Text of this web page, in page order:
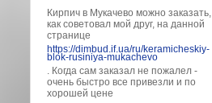
Кирпич в Мукачево можно заказать,
как советовал мой друг, на данной
странице
https://dimbud.if.ua/ru/keramicheskiy-
blok-rusiniya-mukachevo
. Когда сам заказал не пожалел -
очень быстро все привезли и по
хорошей цене